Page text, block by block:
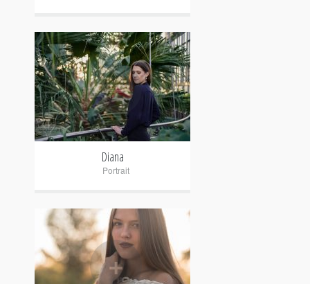
+
Diana
Portrait
+